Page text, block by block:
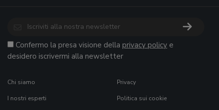
Confermo la presa visione della privacy policy e
desidero iscrivermi alla newsletter
Chi siamo
I nostri esperti
Privacy
Politica sui cookie